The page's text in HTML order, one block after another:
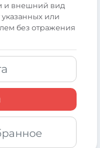
и внешний вид
указанных или
без отражения